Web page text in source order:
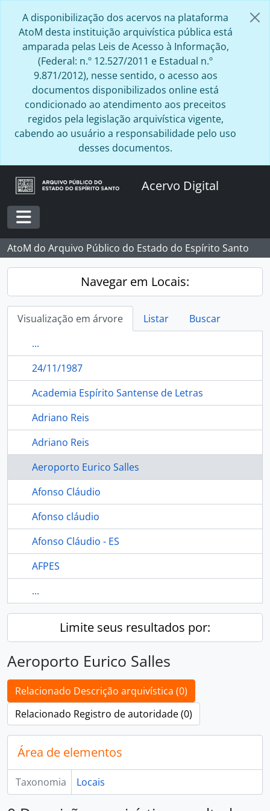
A disponibilização dos acervos na plataforma
AtoM desta instituição arquivística pública está
amparada pelas Leis de Acesso à Informação,
(Federal: n.º 12.527/2011 e Estadual n.º
9.871/2012), nesse sentido, o acesso aos
documentos disponibilizados online está
condicionado ao atendimento aos preceitos
regidos pela legislação arquivística vigente,
cabendo ao usuário a responsabilidade pelo uso
desses documentos.
Acervo Digital
Toggle navigation
AtoM do Arquivo Público do Estado do Espírito Santo
Navegar em Locais:
Visualização em árvore Listar
Buscar
...
24/11/1987
Academia Espírito Santense de Letras
Adriano Reis
Adriano Reis
Aeroporto Eurico Salles
Afonso Cláudio
Afonso cláudio
Afonso Cláudio - ES
AFPES
...
Limite seus resultados por:
Aeroporto Eurico Salles
Relacionado Descrição arquivística (0)
Relacionado Registro de autoridade (0)
Área de elementos
Taxonomia Locais